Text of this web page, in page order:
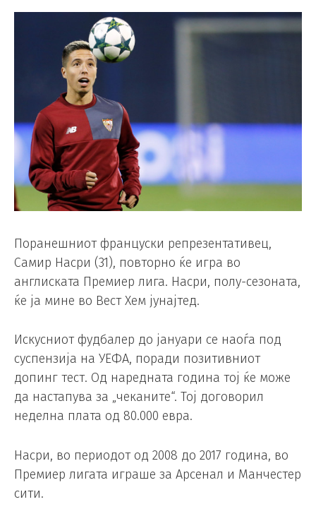
Поранешниот француски репрезентативец,
Самир Насри (31), повторно ќе игра во
англиската Премиер лига. Насри, полу-сезоната,
ќе ја мине во Вест Хем јунајтед.
Искусниот фудбалер до јануари се наоѓа под
суспензија на УЕФА, поради позитивниот
допинг тест. Од наредната година тој ќе може
да настапува за „чеканите“. Тој договорил
неделна плата од 80.000 евра.
Насри, во периодот од 2008 до 2017 година, во
Премиер лигата играше за Арсенал и Манчестер
сити.